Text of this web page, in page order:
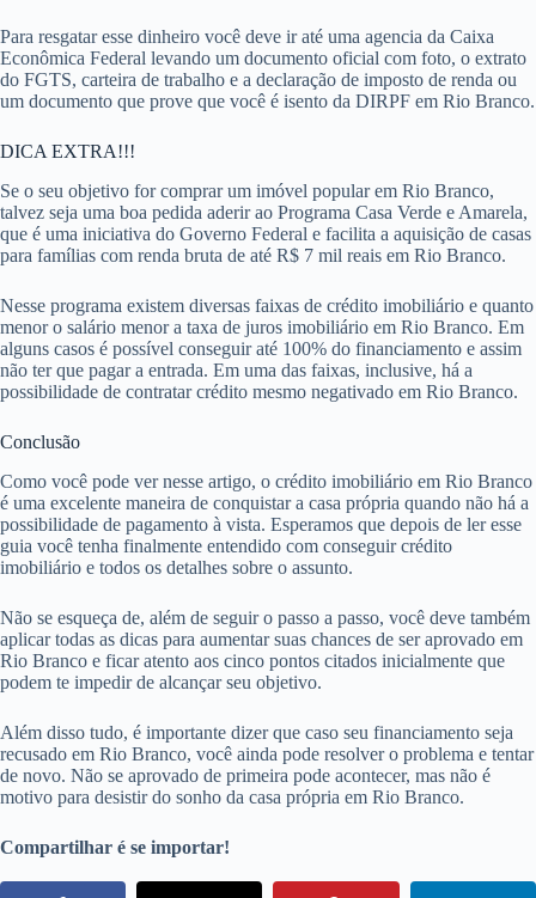
Para resgatar esse dinheiro você deve ir até uma agencia da Caixa
Econômica Federal levando um documento oficial com foto, o extrato
do FGTS, carteira de trabalho e a declaração de imposto de renda ou
um documento que prove que você é isento da DIRPF em Rio Branco.
DICA EXTRA!!!
Se o seu objetivo for comprar um imóvel popular em Rio Branco,
talvez seja uma boa pedida aderir ao Programa Casa Verde e Amarela,
que é uma iniciativa do Governo Federal e facilita a aquisição de casas
para famílias com renda bruta de até R$ 7 mil reais em Rio Branco.
Nesse programa existem diversas faixas de crédito imobiliário e quanto
menor o salário menor a taxa de juros imobiliário em Rio Branco. Em
alguns casos é possível conseguir até 100% do financiamento e assim
não ter que pagar a entrada. Em uma das faixas, inclusive, há a
possibilidade de contratar crédito mesmo negativado em Rio Branco.
Conclusão
Como você pode ver nesse artigo, o crédito imobiliário em Rio Branco
é uma excelente maneira de conquistar a casa própria quando não há a
possibilidade de pagamento à vista. Esperamos que depois de ler esse
guia você tenha finalmente entendido com conseguir crédito
imobiliário e todos os detalhes sobre o assunto.
Não se esqueça de, além de seguir o passo a passo, você deve também
aplicar todas as dicas para aumentar suas chances de ser aprovado em
Rio Branco e ficar atento aos cinco pontos citados inicialmente que
podem te impedir de alcançar seu objetivo.
Além disso tudo, é importante dizer que caso seu financiamento seja
recusado em Rio Branco, você ainda pode resolver o problema e tentar
de novo. Não se aprovado de primeira pode acontecer, mas não é
motivo para desistir do sonho da casa própria em Rio Branco.
Compartilhar é se importar!